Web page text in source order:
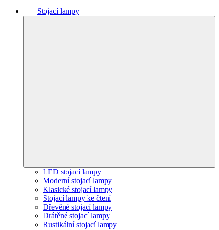
Stojací lampy
LED stojací lampy
Moderní stojací lampy
Klasické stojací lampy
Stojací lampy ke čtení
Dřevěné stojací lampy
Drátěné stojací lampy
Rustikální stojací lampy